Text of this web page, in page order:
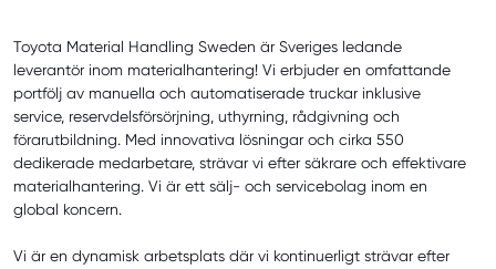
Toyota Material Handling Sweden är Sveriges ledande
leverantör inom materialhantering! Vi erbjuder en omfattande
portfölj av manuella och automatiserade truckar inklusive
service, reservdelsförsörjning, uthyrning, rådgivning och
förarutbildning. Med innovativa lösningar och cirka 550
dedikerade medarbetare, strävar vi efter säkrare och effektivare
materialhantering. Vi är ett sälj- och servicebolag inom en
global koncern.
Vi är en dynamisk arbetsplats där vi kontinuerligt strävar efter